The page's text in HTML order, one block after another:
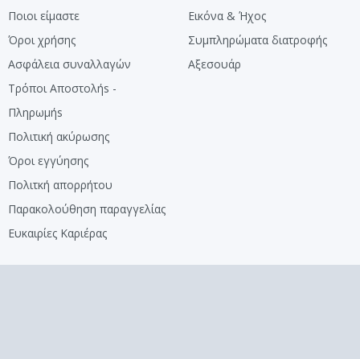
Ποιοι είμαστε
Όροι χρήσης
Ασφάλεια συναλλαγών
Τρόποι Αποστολήs -
Πληρωμήs
Πολιτική ακύρωσης
Όροι εγγύησης
Πολιτκή απορρήτου
Παρακολούθηση παραγγελίας
Ευκαιρίες Καριέρας
Εικόνα & Ήχος
Συμπληρώματα διατροφής
Αξεσουάρ